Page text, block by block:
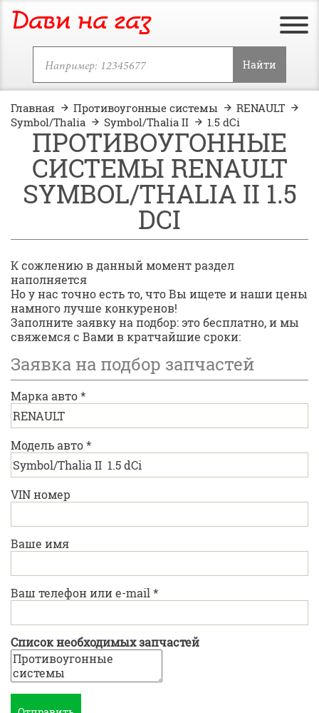
Дави на газ
Найти
Главная Противоугонные системы
RENAULT
Symbol/Thalia
Symbol/Thalia II 1.5 dCi
ПРОТИВОУГОННЫЕ
СИСТЕМЫ RENAULT
SYMBOL/THALIA II 1.5
DCI
К сожлению в данный момент раздел
наполняется
Но у нас точно есть то, что Вы ищете и наши цены
намного лучше конкуренов!
Заполните заявку на подбор: это бесплатно, и мы
свяжемся с Вами в кратчайшие сроки:
Заявка на подбор запчастей
Марка авто*
Модель авто*
VIN номер
Ваше имя
Ваш телефон или e-mail *
Список необходимых запчастей